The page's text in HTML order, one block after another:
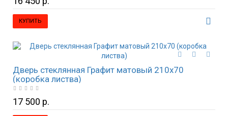
КУПИТЬ
Дверь стеклянная Графит матовый 210х70
(коробка листва)
17 500 р.